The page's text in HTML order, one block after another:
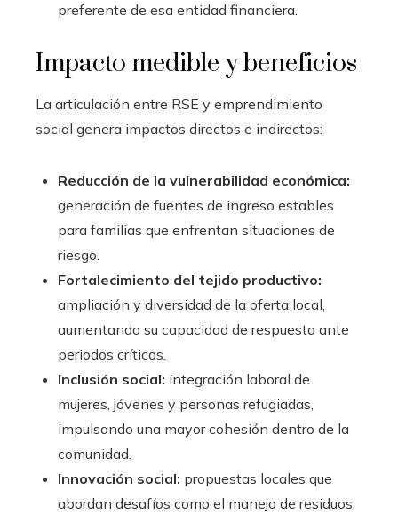
preferente de esa entidad financiera.
Impacto medible y beneficios
La articulación entre RSE y emprendimiento
social genera impactos directos e indirectos:
Reducción de la vulnerabilidad económica:
generación de fuentes de ingreso estables
para familias que enfrentan situaciones de
riesgo.
Fortalecimiento del tejido productivo:
ampliación y diversidad de la oferta local,
aumentando su capacidad de respuesta ante
periodos críticos.
Inclusión social: integración laboral de
mujeres, jóvenes y personas refugiadas,
impulsando una mayor cohesión dentro de la
comunidad.
Innovación social: propuestas locales que
abordan desafíos como el manejo de residuos,